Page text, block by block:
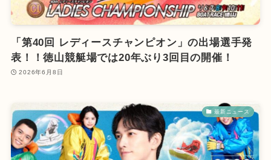
「第40回 レディースチャンピオン」の出場選手発
表！！徳山競艇場では20年ぶり3回目の開催！
2026年6月8日
最新ニュース